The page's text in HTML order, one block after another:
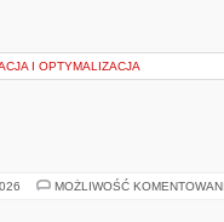
I OPTYMALIZACJA
MOŻLIWOŚĆ